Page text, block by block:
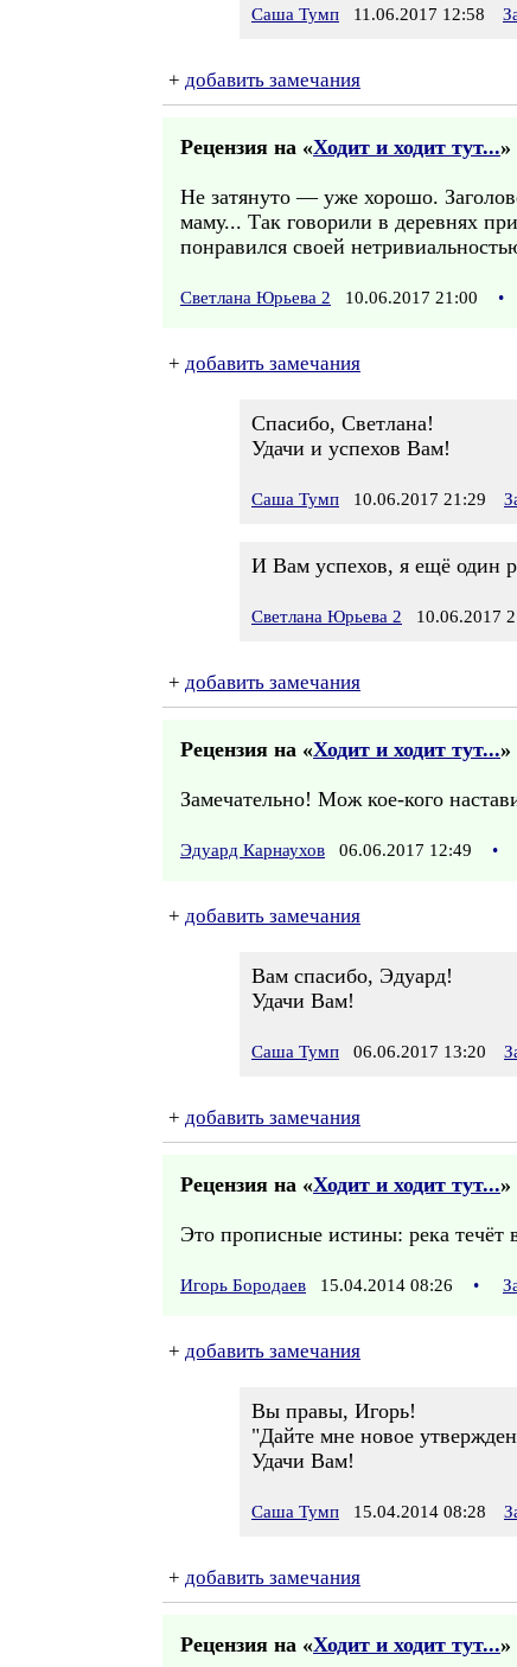
Саша Тумп 11.06.2017 12:58
+ добавить замечания
Рецензия на «Ходит и ходит тут...»
Не затянуто — уже хорошо.
маму... Так говорили в деревнях
понравился своей
Светлана Юрьева 2 10.06.2017 21:00 •
+ добавить замечания
Спасибо, Светлана!
Удачи и успехов Вам!
Саша Тумп 10.06.2017 21:29
И Вам успехов, я ещё один
Светлана Юрьева 2 10.06.2017
+ добавить замечания
Рецензия на «Ходит и ходит тут...»
Замечательно! Мож кое-кого
Эдуард Карнаухов 06.06.2017 12:49 •
+ добавить замечания
Вам спасибо, Эдуард!
Удачи Вам!
Саша Тумп 06.06.2017 13:20
+ добавить замечания
Рецензия на «Ходит и ходит тут...»
Это прописные истины: река течёт
Игорь Бородаев 15.04.2014 08:26 •
+ добавить замечания
Вы правы, Игорь!
"Дайте мне новое
Удачи Вам!
Саша Тумп 15.04.2014 08:28
+ добавить замечания
Рецензия на «Ходит и ходит тут...»